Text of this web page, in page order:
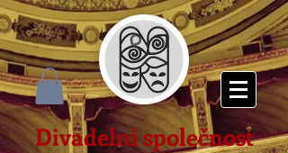
Divadelní společnost